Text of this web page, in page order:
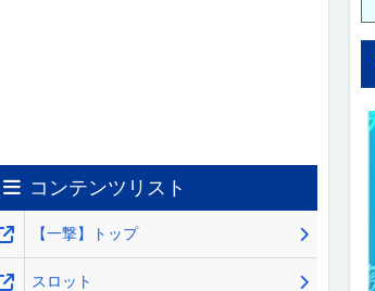
コンテンツリスト
【一撃】トップ
スロット